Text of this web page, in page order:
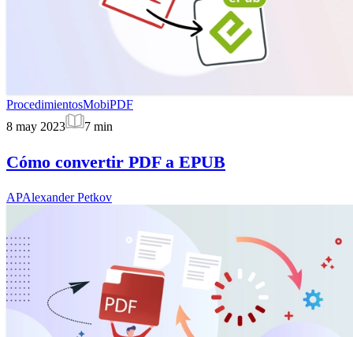
ProcedimientosMobiPDF
8 may 2023
7 min
Cómo convertir PDF a EPUB
APAlexander Petkov